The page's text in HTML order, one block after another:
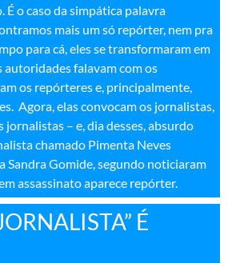
É o caso da simpática palavra
mais um só repórter, nem pra
para cá, eles se transformaram em
autoridades falavam com os
os repórteres e, principalmente,
Agora, elas convocam os jornalistas,
jornalistas – e, dia desses, absurdo
chamado Pimenta Neves
Sandra Gomide, segundo noticiaram
assassinato aparece repórter.
É